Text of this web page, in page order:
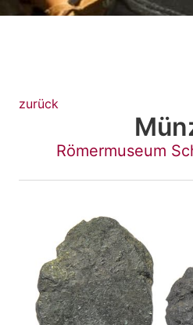
zurück
Römermuseum